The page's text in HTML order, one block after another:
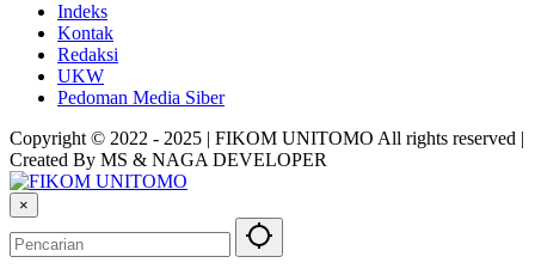
Indeks
Kontak
Redaksi
UKW
Pedoman Media Siber
Copyright © 2022 - 2025 | FIKOM UNITOMO All rights reserved |
Created By MS & NAGA DEVELOPER
×